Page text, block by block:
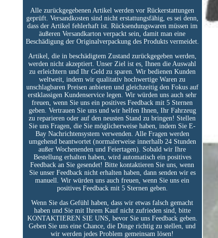
Alle zurückgegebenen Artikel werden vor Rückerstattungen
geprüft. Versandkosten sind nicht erstattungsfähig, es sei denn,
dass der Artikel fehlerhaft ist. Rücksendungswaren müssen im
äußeren Versandkarton verpackt sein, damit man eine
Beschädigung der Originalverpackung des Produkts vermeidet.
Artikel, die in beschädigtem Zustand zurückgegeben werden,
werden nicht akzeptiert. Unser Ziel ist es, Ihnen die Auswahl
zu erleichtern und Ihr Geld zu sparen. Wir bedienen Kunden
weltweit, indem wir qualitativ hochwertige Waren zu
unschlagbaren Preisen anbieten und gleichzeitig den Fokus auf
erstklassigen Kundenservice legen. Wir würden uns auch sehr
freuen, wenn Sie uns ein positives Feedback mit 5 Sternen
geben. Vertrauen Sie uns und wir helfen Ihnen, Ihr Fahrzeug
zu reparieren oder auf den neusten Stand zu bringen! Stellen
Sie uns Fragen, die Sie möglicherweise haben, indem Sie E-
Bay Nachrichtensystem verwenden. Alle Fragen werden
umgehend beantwortet (normalerweise innerhalb 24 Stunden
außer Wochenenden und Feiertagen). Sobald wir Ihre
Bestellung erhalten haben, wird automatisch ein positives
Feedback an Sie gesendet! Bitte kontaktieren Sie uns, wenn
Sie unser Feedback nicht erhalten haben, dann senden wir es
manuell. Wir würden uns auch freuen, wenn Sie uns ein
positives Feedback mit 5 Sternen geben.
Wenn Sie das Gefühl haben, dass wir etwas falsch gemacht
haben und Sie mit Ihrem Kauf nicht zufrieden sind, bitte
KONTAKTIEREN SIE UNS, bevor Sie uns Feedback geben.
Geben Sie uns eine Chance, die Dinge richtig zu stellen, und
wir werden jedes Problem gemeinsam lösen!